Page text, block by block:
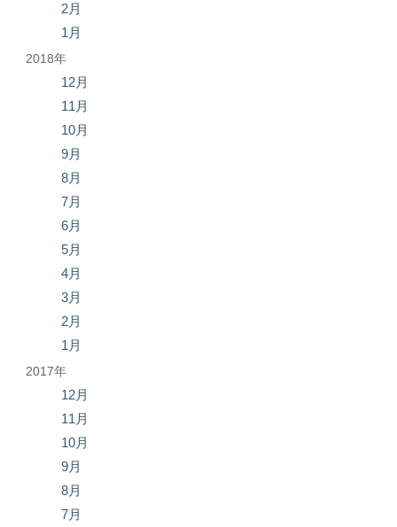
2月
1月
2018年
12月
11月
10月
9月
8月
7月
6月
5月
4月
3月
2月
1月
2017年
12月
11月
10月
9月
8月
7月